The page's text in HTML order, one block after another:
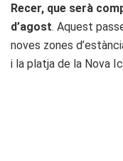
Recer, que serà
d’agost. Aquest
noves zones
i la platja de la Nova